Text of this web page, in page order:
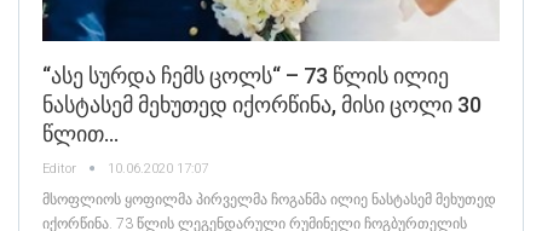
“ასე Სურდა Ჩემს Ცოლს“ – 73 Წლის Ილიე
Ნასტასემ Მეხუთედ Იქორწინა, Მისი Ცოლი 30
Წლით…
Editor 10.06.2020 17:07
მსოფლიოს ყოფილმა პირველმა ჩოგანმა ილიე ნასტასემ მეხუთედ
იქორწინა. 73 წლის ლეგენდარული რუმინელი ჩოგბურთელის